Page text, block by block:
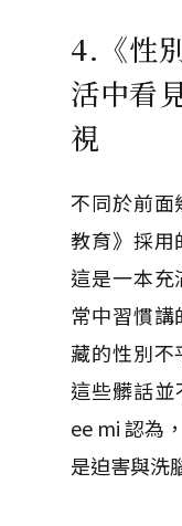
4.《性
活中看
視
不同於前面
教育》採用
這是一本充
常中習慣
藏的性別不
這些髒話
ee mi 認為
是迫害與洗